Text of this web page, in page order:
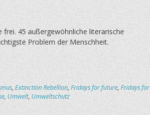
frei. 45 außergewöhnliche literarische
Problem der Menschheit.
,Extinction Rebellion,Fridays for future,Fridays for
,Umwelt,Umweltschutz